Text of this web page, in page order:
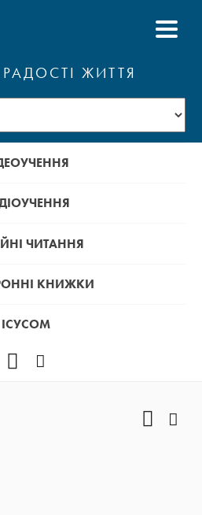
ЖИТТЯ
ЧИТАННЯ
КНИЖКИ
ІСУСОМ
YOUTUBE